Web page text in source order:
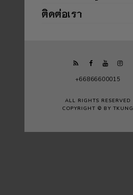
ติดต่อเรา
+66866600015
ALL RIGHTS RESERVED
COPYRIGHT © BY TKUNG